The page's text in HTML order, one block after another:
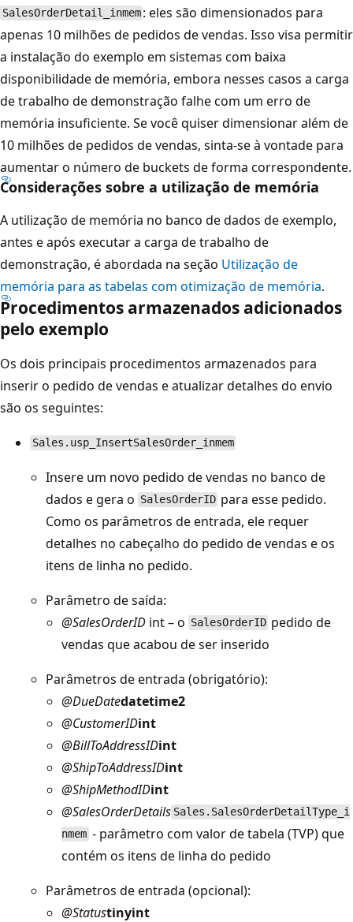
SalesOrderDetail_inmem : eles são dimensionados para
apenas 10 milhões de pedidos de vendas. Isso visa permitir
a instalação do exemplo em sistemas com baixa
disponibilidade de memória, embora nesses casos a carga
de trabalho de demonstração falhe com um erro de
memória insuficiente. Se você quiser dimensionar além de
10 milhões de pedidos de vendas, sinta-se à vontade para
aumentar o número de buckets de forma correspondente.
Considerações sobre a utilização de memória
A utilização de memória no banco de dados de exemplo,
antes e após executar a carga de trabalho de
demonstração, é abordada na seção Utilização de
memória para as tabelas com otimização de memória.
Procedimentos armazenados adicionados
pelo exemplo
Os dois principais procedimentos armazenados para
inserir o pedido de vendas e atualizar detalhes do envio
são os seguintes:
Sales.usp_InsertSalesOrder_inmem
Insere um novo pedido de vendas no banco de
dados e gera o SalesOrderID para esse pedido.
Como os parâmetros de entrada, ele requer
detalhes no cabeçalho do pedido de vendas e os
itens de linha no pedido.
Parâmetro de saída:
@SalesOrderID int – o SalesOrderID pedido de
vendas que acabou de ser inserido
Parâmetros de entrada (obrigatório):
@DueDatedatetime2
@CustomerIDint
@BillToAddressIDint
@ShipToAddressIDint
@ShipMethodIDint
@SalesOrderDetails Sales.SalesOrderDetailType_i
nmem - parâmetro com valor de tabela (TVP) que
contém os itens de linha do pedido
Parâmetros de entrada (opcional):
@Statustinyint